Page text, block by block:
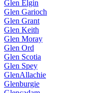
Glen Elgin
Glen Garioch
Glen Grant
Glen Keith
Glen Moray
Glen Ord
Glen Scotia
Glen Spey
GlenAllachie
Glenburgie